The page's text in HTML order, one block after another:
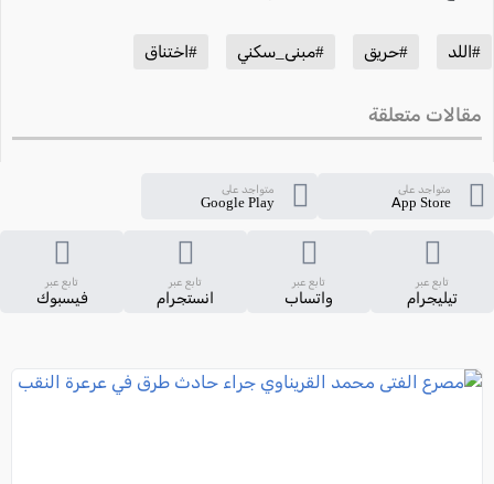
#اللد #حريق #مبنى_سكني #اختناق
مقالات متعلقة
متواجد على
App Store
متواجد على
Google Play
تابع عبر
تيليجرام
تابع عبر
واتساب
تابع عبر
انستجرام
تابع عبر
فيسبوك